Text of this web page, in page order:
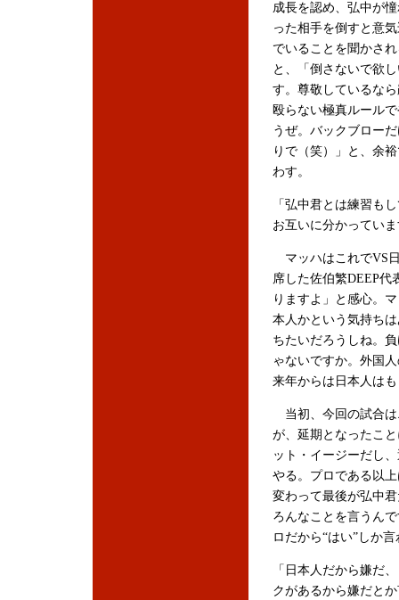
成長を認め、弘中が
った相手を倒すと意
でいることを聞かさ
と、「倒さないで欲
す。尊敬しているな
殴らない極真ルール
うぜ。バックブロー
りで（笑）」と、余
わす。
「弘中君とは練習も
お互いに分かってい
マッハはこれでVS
席した佐伯繁DEEP代
りますよ」と感心。
本人かという気持ち
ちたいだろうしね。
ゃないですか。外国
来年からは日本人は
当初、今回の試合は
が、延期となったこ
ット・イージーだし
やる。プロである以
変わって最後が弘中
ろんなことを言うん
ロだから“はい”しか
「日本人だから嫌だ
クがあるから嫌だと